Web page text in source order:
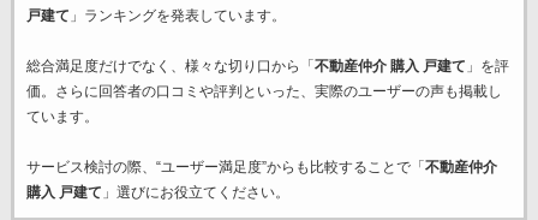
戸建て 」ランキングを発表しています。
総合満足度だけでなく、様々な切り口から「 不動産仲介 購入 戸建て 」を評
価。さらに回答者の口コミや評判といった、実際のユーザーの声も掲載し
ています。
サービス検討の際、“ユーザー満足度”からも比較することで「 不動産仲介
購入 戸建て 」選びにお役立てください。